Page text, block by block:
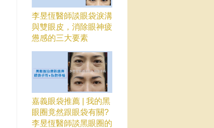
李昱恆醫師談眼袋淚溝
與雙眼皮，消除眼神疲
憊感的三大要素
嘉義眼袋推薦 | 我的黑
眼圈竟然跟眼袋有關?
李昱恆醫師談黑眼圈的